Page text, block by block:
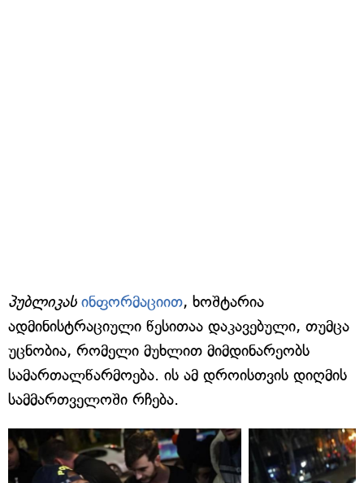
პუბლიკას ინფორმაციით, ხოშტარია
ადმინისტრაციული წესითაა დაკავებული, თუმცა
უცნობია, რომელი მუხლით მიმდინარეობს
სამართალწარმოება. ის ამ დროისთვის დიღმის
სამმართველოში რჩება.